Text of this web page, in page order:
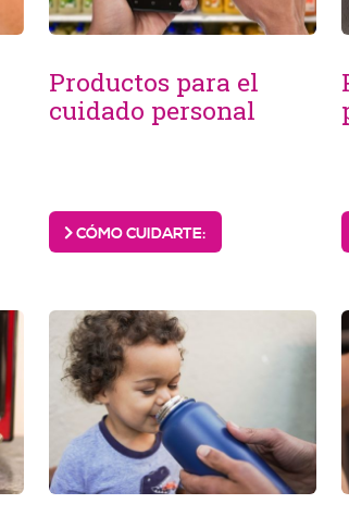
Productos para el
cuidado personal
CÓMO CUIDARTE: